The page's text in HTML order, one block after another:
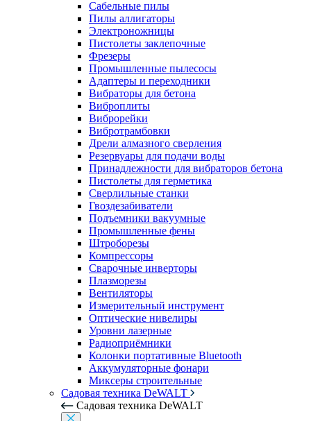
Сабельные пилы
Пилы аллигаторы
Электроножницы
Пистолеты заклепочные
Фрезеры
Промышленные пылесосы
Адаптеры и переходники
Вибраторы для бетона
Виброплиты
Виброрейки
Вибротрамбовки
Дрели алмазного сверления
Резервуары для подачи воды
Принадлежности для вибраторов бетона
Пистолеты для герметика
Сверлильные станки
Гвоздезабиватели
Подъемники вакуумные
Промышленные фены
Штроборезы
Компрессоры
Сварочные инверторы
Плазморезы
Вентиляторы
Измерительный инструмент
Оптические нивелиры
Уровни лазерные
Радиоприёмники
Колонки портативные Bluetooth
Аккумуляторные фонари
Миксеры строительные
Садовая техника DeWALT
Садовая техника DeWALT